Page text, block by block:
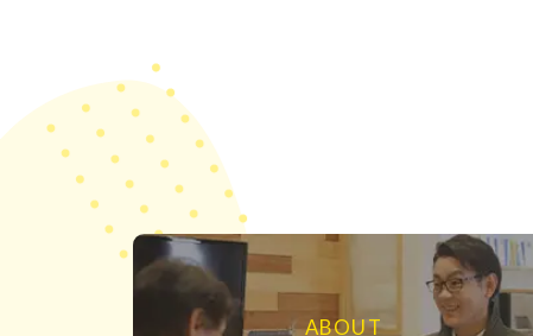
ABOUT